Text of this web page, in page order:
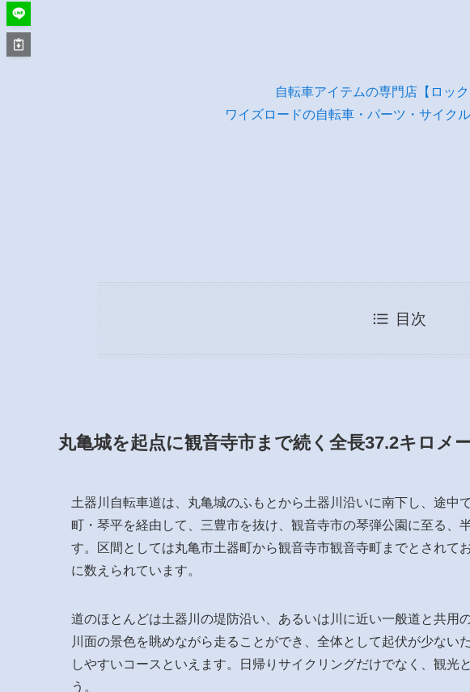
自転車アイテムの専門店【ロック
ワイズロードの自転車・パーツ・サイク
目次
丸亀城を起点に観音寺市まで続く全長37.2キロメ
土器川自転車道は、丸亀城のふもとから土器川沿いに南下し、途中
町・琴平を経由して、三豊市を抜け、観音寺市の琴弾公園に至る、
す。区間としては丸亀市土器町から観音寺市観音寺町までとされて
に数えられています。
道のほとんどは土器川の堤防沿い、あるいは川に近い一般道と共用
川面の景色を眺めながら走ることができ、全体として起伏が少ない
しやすいコースといえます。日帰りサイクリングだけでなく、観光
う。